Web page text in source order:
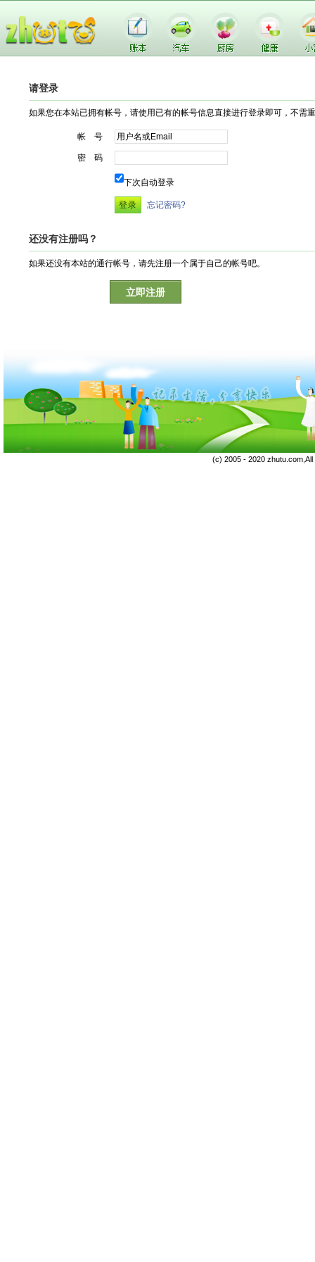
请登录
如果您在本站已拥有帐号，请使用已有的帐号信息直接进行登录即可，不需
帐 号
密 码
下次自动登录
忘记密码?
还没有注册吗？
如果还没有本站的通行帐号，请先注册一个属于自己的帐号吧。
立即注册
(c) 2005 - 2020